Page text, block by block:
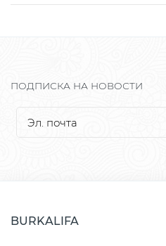
ПОДПИСКА НА НОВОСТИ
BURKALIFA